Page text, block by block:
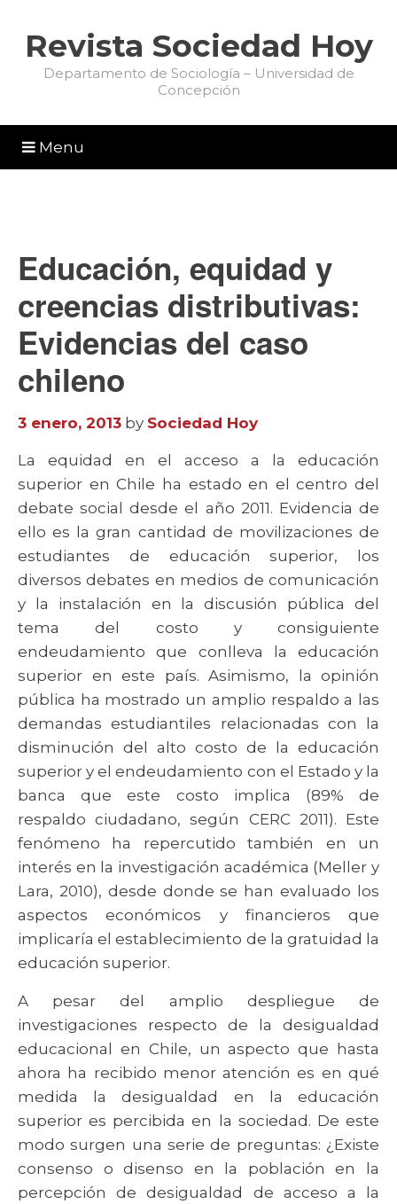
Revista Sociedad Hoy
Departamento de Sociología – Universidad de
Concepción
Menu
Educación, equidad y
creencias distributivas:
Evidencias del caso
chileno
3 enero, 2013 by Sociedad Hoy
La equidad en el acceso a la educación
superior en Chile ha estado en el centro del
debate social desde el año 2011. Evidencia de
ello es la gran cantidad de movilizaciones de
estudiantes de educación superior, los
diversos debates en medios de comunicación
y la instalación en la discusión pública del
tema del costo y consiguiente
endeudamiento que conlleva la educación
superior en este país. Asimismo, la opinión
pública ha mostrado un amplio respaldo a las
demandas estudiantiles relacionadas con la
disminución del alto costo de la educación
superior y el endeudamiento con el Estado y la
banca que este costo implica (89% de
respaldo ciudadano, según CERC 2011). Este
fenómeno ha repercutido también en un
interés en la investigación académica (Meller y
Lara, 2010), desde donde se han evaluado los
aspectos económicos y financieros que
implicaría el establecimiento de la gratuidad la
educación superior.
A pesar del amplio despliegue de
investigaciones respecto de la desigualdad
educacional en Chile, un aspecto que hasta
ahora ha recibido menor atención es en qué
medida la desigualdad en la educación
superior es percibida en la sociedad. De este
modo surgen una serie de preguntas: ¿Existe
consenso o disenso en la población en la
percepción de desigualdad de acceso a la